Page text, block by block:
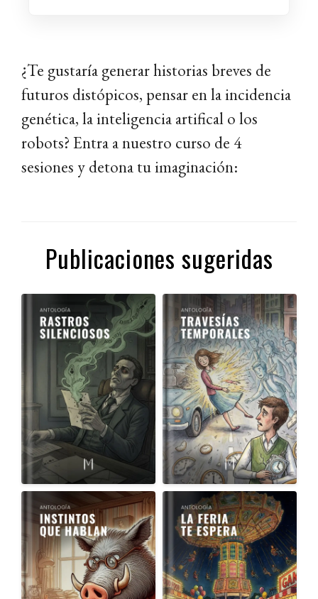
¿Te gustaría generar historias breves de
futuros distópicos, pensar en la incidencia
genética, la inteligencia artifical o los
robots? Entra a nuestro curso de 4
sesiones y detona tu imaginación:
Publicaciones sugeridas